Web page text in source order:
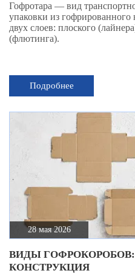
Гофротара — вид
упаковки из
двух слоев: плоского
(флютинга).
Подробнее
28 мая 2026
ВИДЫ
КОНСТРУКЦИЯ